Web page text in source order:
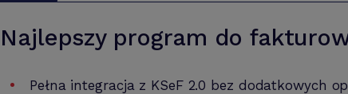
Najlepszy program do
Pełna integracja z KSeF 2.0 bez dodatkowych